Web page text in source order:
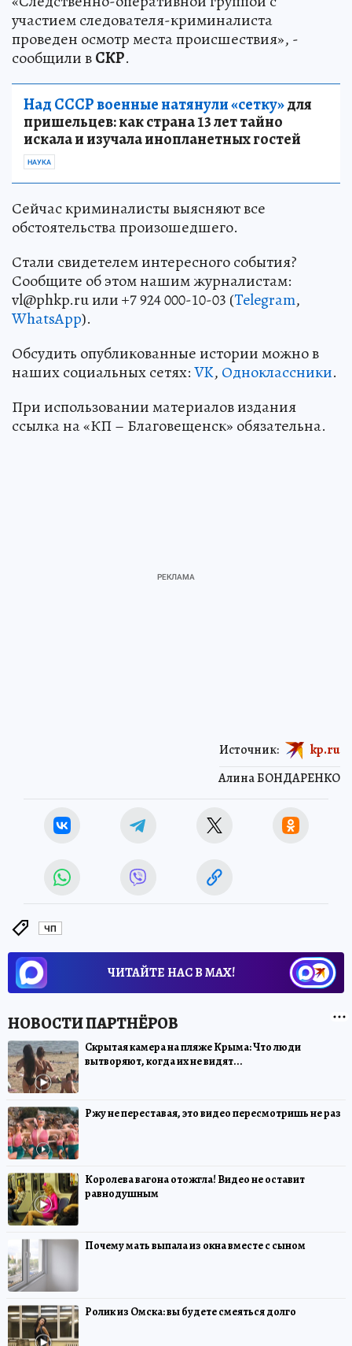
участием следователя-криминалиста
проведен осмотр места происшествия», -
сообщили вСКР.
Над СССР военные натянули «сетку»для
пришельцев: как страна 13 лет тайно
искала и изучала инопланетных гостей
НАУКА
Сейчас криминалисты выясняют все
обстоятельства произошедшего.
Стали свидетелем интересного события?
Сообщите об этом нашим журналистам:
vl@phkp.ru или +7 924 000-10-03 (Telegram,
WhatsApp).
Обсудить опубликованные истории можно в
наших социальных сетях:VK, Одноклассники.
При использовании материалов издания
ссылка на «КП – Благовещенск» обязательна.
Алина БОНДАРЕНКО
Источник: kp.ru
ЧП
ЧИТАЙТЕ НАС В МАХ!
Скрытая камера на пляже Крыма: Что люди
вытворяют, когда их не видят...
Ржу не переставая, это видео пересмотришь не раз
Королева вагона отожгла! Видео не оставит
равнодушным
Почему мать выпала из окна вместе с сыном
Ролик из Омска: вы будете смеяться долго